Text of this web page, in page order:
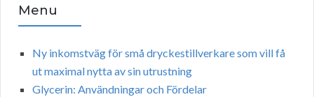
Menu
Ny inkomstväg för små dryckestillverkare som vill få
ut maximal nytta av sin utrustning
Glycerin: Användningar och Fördelar